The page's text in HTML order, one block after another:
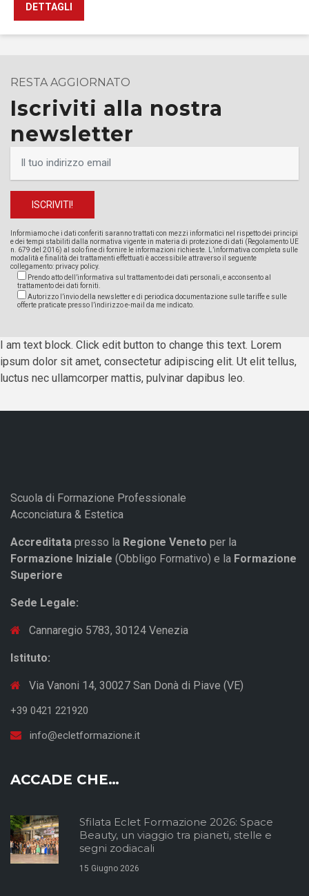
DETTAGLI
RESTA AGGIORNATO
Iscriviti alla nostra
newsletter
Informiamo che i dati conferiti saranno trattati con mezzi informatici nel rispetto dei principi
e dei tempi stabiliti dalla normativa vigente in materia di protezione di dati (Regolamento UE
n. 679 del 2016) al solo fine di fornire le informazioni richieste. L’informativa completa sulle
modalità e finalità dei trattamenti effettuati è accessibile attraverso il seguente
collegamento: privacy policy.
Prendo atto dell’informativa sul trattamento dei dati personali, e acconsento al
trattamento dei dati forniti.
Autorizzo l’invio della newsletter e di periodica documentazione sulle tariffe e sulle
offerte praticate presso l’indirizzo e-mail da me indicato.
I am text block. Click edit button to change this text. Lorem
ipsum dolor sit amet, consectetur adipiscing elit. Ut elit tellus,
luctus nec ullamcorper mattis, pulvinar dapibus leo.
Scuola di Formazione Professionale
Acconciatura & Estetica
Accreditata presso la Regione Veneto per la
Formazione Iniziale (Obbligo Formativo) e la Formazione
Superiore
Sede Legale:
Cannaregio 5783, 30124 Venezia
Istituto:
Via Vanoni 14, 30027 San Donà di Piave (VE)
+39 0421 221920
info@ecletformazione.it
ACCADE CHE…
Sfilata Eclet Formazione 2026: Space
Beauty, un viaggio tra pianeti, stelle e
segni zodiacali
15 Giugno 2026